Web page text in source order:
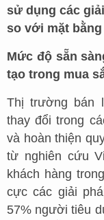
sử dụng các
so với mặt
Mức độ sẵn
tạo trong mua
Thị trường bán
thay đổi trong
và hoàn thiện
từ nghiên cứu
khách hàng
cực các giải
57% người tiêu